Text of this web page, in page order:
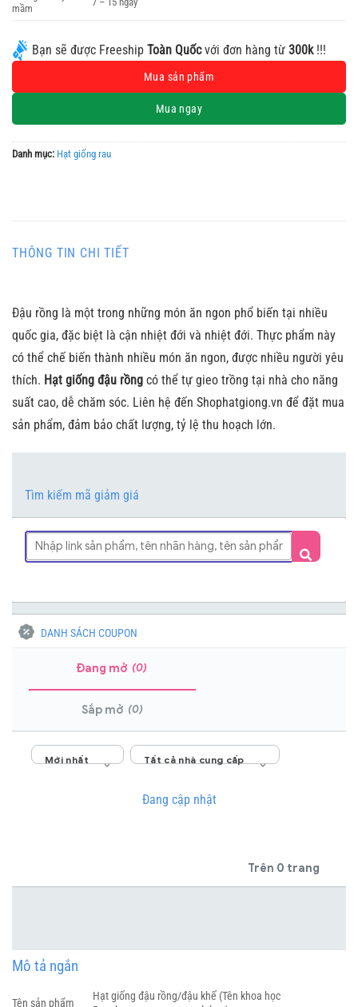
mầm
Bạn sẽ được Freeship Toàn Quốcvới đơn hàng từ 300k!!!
Mua sản phẩm
Mua ngay
Danh mục: Hạt giống rau
THÔNG TIN CHI TIẾT
Đậu rồng là một trong những món ăn ngon phổ biến tại nhiều
quốc gia, đặc biệt là cận nhiệt đới và nhiệt đới. Thực phẩm này
có thể chế biến thành nhiều món ăn ngon, được nhiều người yêu
thích. Hạt giống đậu rồng có thể tự gieo trồng tại nhà cho năng
suất cao, dễ chăm sóc. Liên hệ đến Shophatgiong.vn để đặt mua
sản phẩm, đảm bảo chất lượng, tỷ lệ thu hoạch lớn.
Tìm kiếm mã giảm giá
DANH SÁCH COUPON
Đang mở (0)
Sắp mở (0)
Mới nhất Tất cả nhà cung cấp
Đang cập nhật
Trên 0 trang
Mô tả ngắn
Tên sản phẩm
Hạt giống đậu rồng/đậu khế (Tên khoa học